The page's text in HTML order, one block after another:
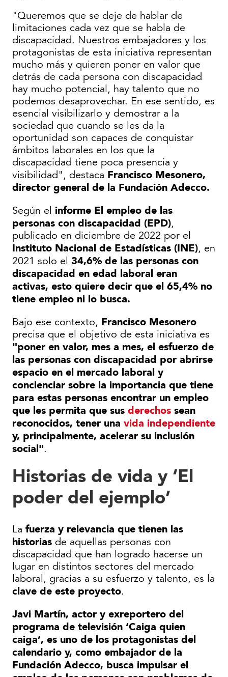
"Queremos que se deje de hablar de
limitaciones cada vez que se habla de
discapacidad. Nuestros embajadores y los
protagonistas de esta iniciativa representan
mucho más y quieren poner en valor que
detrás de cada persona con discapacidad
hay mucho potencial, hay talento que no
podemos desaprovechar. En ese sentido, es
esencial visibilizarlo y demostrar a la
sociedad que cuando se les da la
oportunidad son capaces de conquistar
ámbitos laborales en los que la
discapacidad tiene poca presencia y
visibilidad", destaca Francisco Mesonero,
director general de la Fundación Adecco.
Según el informe El empleo de las
personas con discapacidad (EPD),
publicado en diciembre de 2022 por el
Instituto Nacional de Estadísticas (INE), en
2021 solo el 34,6% de las personas con
discapacidad en edad laboral eran
activas, esto quiere decir que el 65,4% no
tiene empleo ni lo busca.
Bajo ese contexto, Francisco Mesonero
precisa que el objetivo de esta iniciativa es
"poner en valor, mes a mes, el esfuerzo de
las personas con discapacidad por abrirse
espacio en el mercado laboral y
concienciar sobre la importancia que tiene
para estas personas encontrar un empleo
que les permita que sus derechos sean
reconocidos, tener una vida independiente
y, principalmente, acelerar su inclusión
social".
Historias de vida y ‘El
poder del ejemplo’
La fuerza y relevancia que tienen las
historias de aquellas personas con
discapacidad que han logrado hacerse un
lugar en distintos sectores del mercado
laboral, gracias a su esfuerzo y talento, es la
clave de este proyecto.
Javi Martín, actor y exreportero del
programa de televisión ‘Caiga quien
caiga’, es uno de los protagonistas del
calendario y, como embajador de la
Fundación Adecco, busca impulsar el